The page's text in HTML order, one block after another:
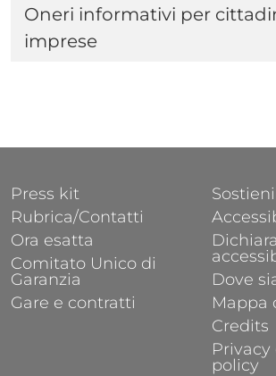
Oneri informativi per
imprese
FOOTER 1
Press kit
Rubrica/Contatti
Ora esatta
Comitato Unico di
Garanzia
Gare e contratti
Dove
Mappa
Credits
Privacy
policy